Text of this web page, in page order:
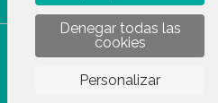
STOCKETIK © 2023 - TODOS
POLÍTICA DE
Denegar todas las
cookies
Personalizar